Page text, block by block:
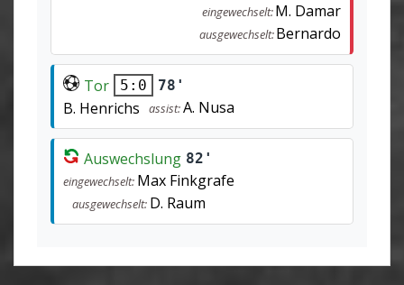
eingewechselt:M. Damar
ausgewechselt:Bernardo
Tor 5:0 78'
B. Henrichs assist:A. Nusa
Auswechslung 82'
eingewechselt: Max Finkgrafe
ausgewechselt: D. Raum